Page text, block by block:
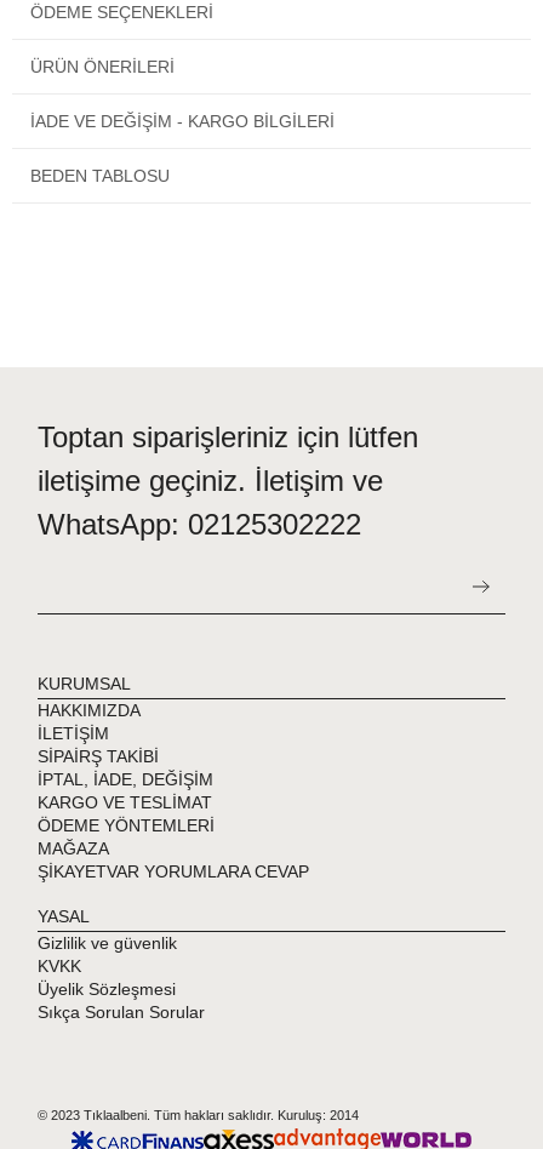
Ürününüzün uzun süreli kullanımı için bu talimatlara lütfen
Eros ESK 20516 Bayan Pijama Takımı
ÖDEME SEÇENEKLERI
ÜRÜN ÖNERILERI
İADE VE DEĞİŞİM - KARGO BİLGİLERİ
BEDEN TABLOSU
Toptan siparişleriniz için lütfen
iletişime geçiniz. İletişim ve
WhatsApp: 02125302222
KURUMSAL
HAKKIMIZDA
İLETİŞİM
SİPAİRŞ TAKİBİ
İPTAL, İADE, DEĞİŞİM
KARGO VE TESLİMAT
ÖDEME YÖNTEMLERİ
MAĞAZA
ŞİKAYETVAR YORUMLARA CEVAP
YASAL
Gizlilik ve güvenlik
KVKK
Üyelik Sözleşmesi
Sıkça Sorulan Sorular
© 2023 Tıklaalbeni. Tüm hakları saklıdır. Kuruluş: 2014